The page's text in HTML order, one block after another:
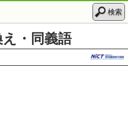
検索
・同義語